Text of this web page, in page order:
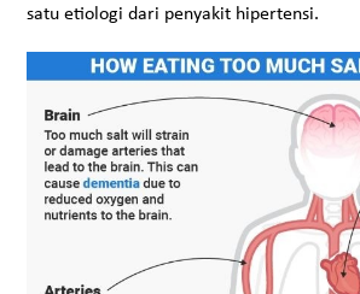
satu etiologi dari penyakit hipertensi.